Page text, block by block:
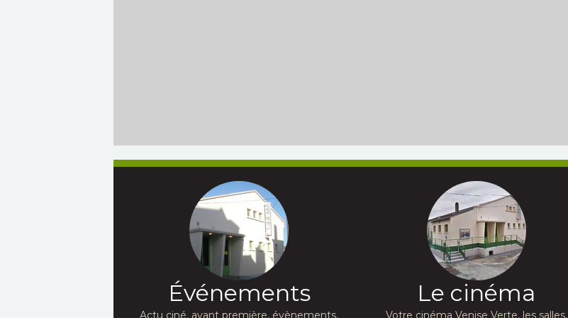
Événements
Actu ciné, avant première, évènements,
Le cinéma
Votre cinéma Venise Verte, les salles,